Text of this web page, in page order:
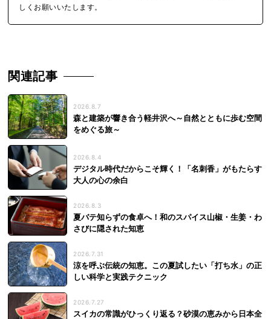
しくお願いいたします。
関連記事
2026.8.7
森と建築が響き合う軽井沢へ～自然とともに歩む空間
をめぐる旅～
2026.8.4
デジタル時代だからこそ輝く！「名刺香」がもたらす
大人の心の余白
2026.8.3
夏バテ知らずの食卓へ！和のスパイス山椒・生姜・わ
さびに隠された知恵
2026.7.31
涼を呼ぶ伝統の知恵。この夏試したい「打ち水」の正
しい科学と実践テクニック
2026.7.27
スイカの常識がひっくり返る？砂漠の恵みから日本全